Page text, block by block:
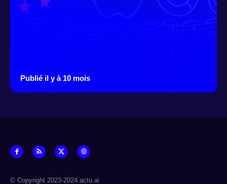
Publié il y à 10 mois
© Copyright 2023-2024 actu.ai